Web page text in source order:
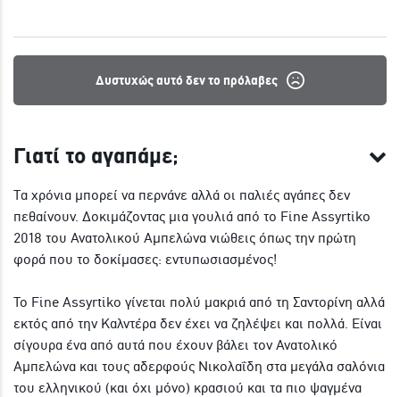
Δυστυχώς αυτό δεν το πρόλαβες
Γιατί το αγαπάμε;
Τα χρόνια μπορεί να περνάνε αλλά οι παλιές αγάπες δεν
πεθαίνουν. Δοκιμάζοντας μια γουλιά από το Fine Assyrtiko
2018 του Ανατολικού Αμπελώνα νιώθεις όπως την πρώτη
φορά που το δοκίμασες: εντυπωσιασμένος!
Το Fine Assyrtiko γίνεται πολύ μακριά από τη Σαντορίνη αλλά
εκτός από την Καλντέρα δεν έχει να ζηλέψει και πολλά. Είναι
σίγουρα ένα από αυτά που έχουν βάλει τον Ανατολικό
Αμπελώνα και τους αδερφούς Νικολαΐδη στα μεγάλα σαλόνια
του ελληνικού (και όχι μόνο) κρασιού και τα πιο ψαγμένα